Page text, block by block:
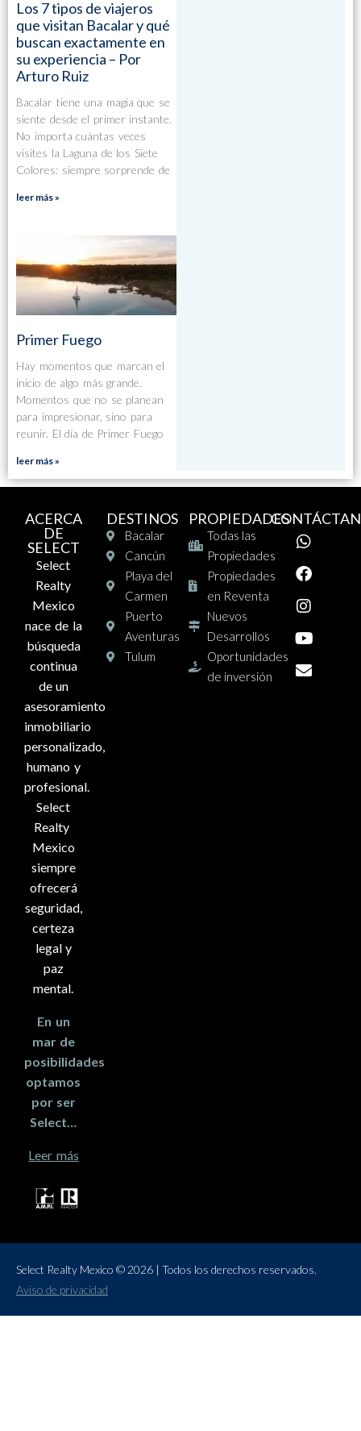
Los 7 tipos de viajeros
que visitan Bacalar y qué
buscan exactamente en
su experiencia – Por
Arturo Ruiz
Bacalar tiene una magia que se
siente desde el primer instante.
No importa cuántas veces
visites la Laguna de los Siete
Colores: siempre sorprende de
leer más »
Primer Fuego
Hay momentos que marcan el
inicio de algo más grande.
Momentos que no se planean
para impresionar, sino para
reunir. El día de Primer Fuego
leer más »
ACERCA
DE
SELECT
Select
Realty
Mexico
nace de la
búsqueda
continua
de un
asesoramiento
inmobiliario
personalizado,
humano y
profesional.
Select
Realty
Mexico
siempre
ofrecerá
seguridad,
certeza
legal y
paz
mental.
En un
mar de
posibilidades
optamos
por ser
Select…
Leer más
DESTINOS
Bacalar
Cancún
Playa del
Carmen
Puerto
Aventuras
Tulum
PROPIEDADES
Todas las
Propiedades
Propiedades
en Reventa
Nuevos
Desarrollos
Oportunidades
de inversión
Select Realty Mexico © 2026 | Todos los derechos reservados.
Aviso de privacidad